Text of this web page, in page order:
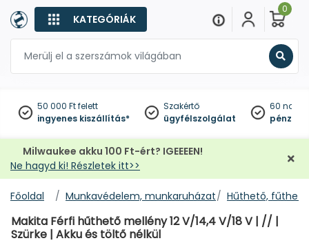
KATEGÓRIÁK
0
50 000 Ft felett
ingyenes kiszállítás*
Szakértő
ügyfélszolgálat
60
Milwaukee akku 100 Ft-ért? IGEEEEN!
Ne hagyd ki! Részletek itt>>
Főoldal Munkavédelem, munkaruházat Hűthető,
Makita Férfi hűthető mellény 12 V/14,4 V/18 V | // |
Szürke | Akku és töltő nélkül